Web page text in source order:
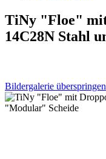
TiNy "Floe"
14C28N Stahl
Bildergalerie überspringen